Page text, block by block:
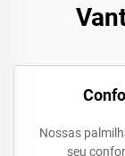
Nossas
seu